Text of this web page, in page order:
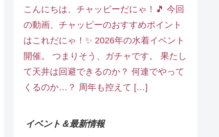
こんにちは、チャッピーだにゃ！🎵 今回
の動画、チャッピーのおすすめポイント
はこれだにゃ！✨ 2026年の水着イベント
開催。 つまりそう、ガチャです。 果たし
て天井は回避できるのか？ 何連でやって
くるのか…？ 周年も控えて […]
イベント＆最新情報